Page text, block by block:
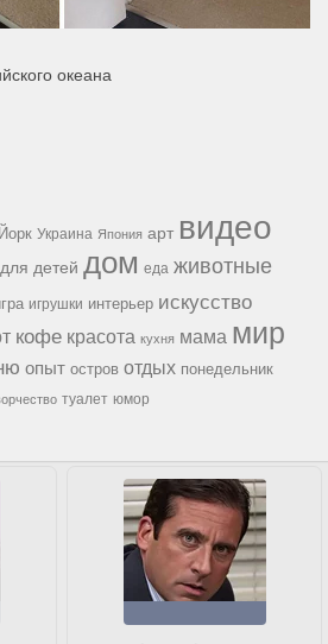
океана
Украина Япония арт видео
для детей дом еда животные
игрушки интерьер искусство
кофе красота кухня мама мир
опыт остров отдых понедельник
туалет юмор